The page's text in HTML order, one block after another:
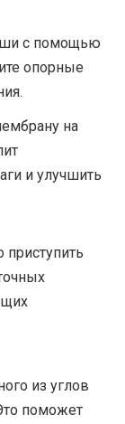
с помощью
опорные
на
и улучшить
из углов
поможет